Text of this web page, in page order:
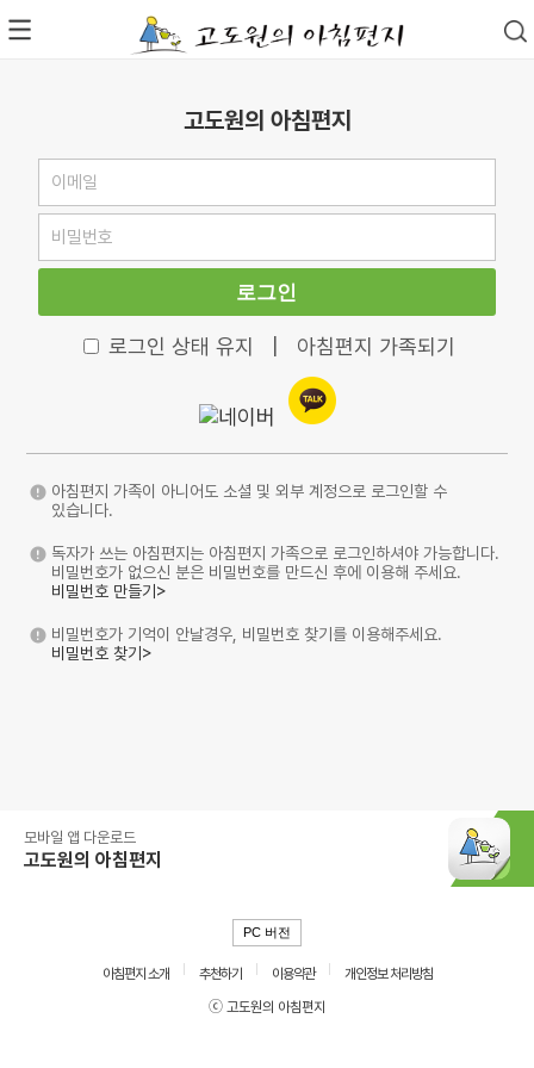
고도원의 아침편지
로그인
로그인 상태 유지 아침편지 가족되기
아침편지 가족이 아니어도 소셜 및 외부 계정으로 로그인할 수
있습니다.
독자가 쓰는 아침편지는 아침편지 가족으로 로그인하셔야 가능합니다.
비밀번호가 없으신 분은 비밀번호를 만드신 후에 이용해 주세요.
비밀번호 만들기>
비밀번호가 기억이 안날경우, 비밀번호 찾기를 이용해주세요.
비밀번호 찾기>
모바일 앱 다운로드
고도원의 아침편지
PC 버전
아침편지 소개 추천하기 이용약관
개인정보 처리방침
ⓒ 고도원의 아침편지